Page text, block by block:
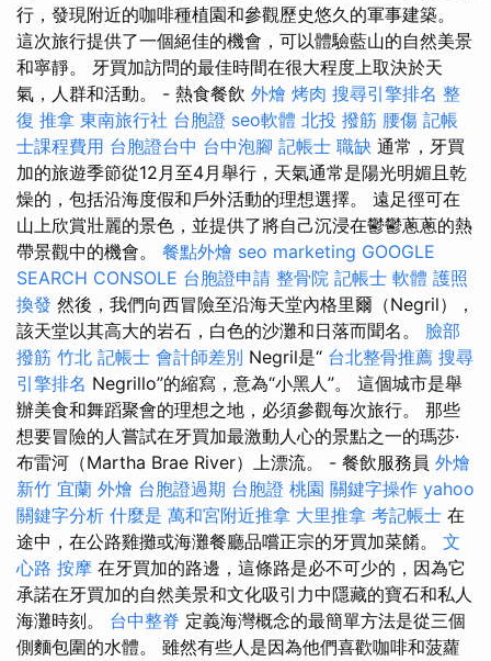
行，發現附近的咖啡種植園和參觀歷史悠久的軍事建築。
這次旅行提供了一個絕佳的機會，可以體驗藍山的自然美景
和寧靜。 牙買加訪問的最佳時間在很大程度上取決於天
氣，人群和活動。 - 熱食餐飲 外燴 烤肉 搜尋引擎排名 整
復 推拿 東南旅行社 台胞證 seo軟體 北投 撥筋 腰傷 記帳
士課程費用 台胞證台中 台中泡腳 記帳士 職缺 通常，牙買
加的旅遊季節從12月至4月舉行，天氣通常是陽光明媚且乾
燥的，包括沿海度假和戶外活動的理想選擇。 遠足徑可在
山上欣賞壯麗的景色，並提供了將自己沉浸在鬱鬱蔥蔥的熱
帶景觀中的機會。 餐點外燴 seo marketing GOOGLE
SEARCH CONSOLE 台胞證申請 整骨院 記帳士 軟體 護照
換發 然後，我們向西冒險至沿海天堂內格里爾（Negril），
該天堂以其高大的岩石，白色的沙灘和日落而聞名。 臉部
撥筋 竹北 記帳士 會計師差別 Negril是“ 台北整骨推薦 搜尋
引擎排名 Negrillo”的縮寫，意為“小黑人”。 這個城市是舉
辦美食和舞蹈聚會的理想之地，必須參觀每次旅行。 那些
想要冒險的人嘗試在牙買加最激動人心的景點之一的瑪莎·
布雷河（Martha Brae River）上漂流。 - 餐飲服務員 外燴
新竹 宜蘭 外燴 台胞證過期 台胞證 桃園 關鍵字操作 yahoo
關鍵字分析 什麼是 萬和宮附近推拿 大里推拿 考記帳士 在
途中，在公路雞攤或海灘餐廳品嚐正宗的牙買加菜餚。 文
心路 按摩 在牙買加的路邊，這條路是必不可少的，因為它
承諾在牙買加的自然美景和文化吸引力中隱藏的寶石和私人
海灘時刻。 台中整脊 定義海灣概念的最簡單方法是從三個
側麵包圍的水體。 雖然有些人是因為他們喜歡咖啡和菠蘿